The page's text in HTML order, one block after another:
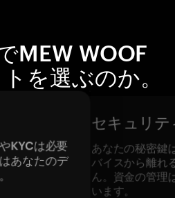
MEW WOOF
を選ぶのか。
KYCは必要
あなたのデ
セキュリテ
あなたの秘密鍵
バイスから離れ
ん。資金の管理
います。